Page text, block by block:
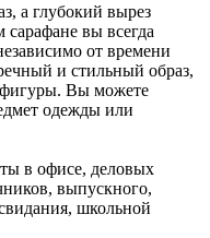
а глубокий вырез
сарафане вы всегда
от времени
и стильный образ,
фигуры. Вы можете
одежды или
в офисе, деловых
выпускного,
школьной